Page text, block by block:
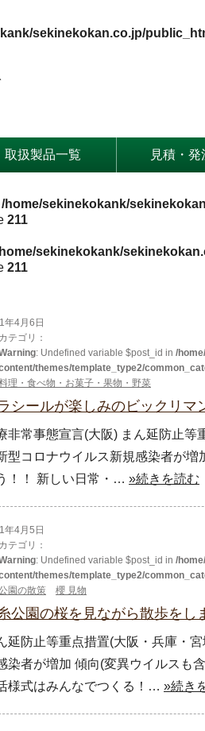
sekinekokan.co.jp/
取扱製品一覧 見積・
/home/sekinekokank/
211
sekinekokank/
211
年4月6日
カテゴリ：
: Undefined variable $post_id in /
themes/template_type2/
理・食べ物・お菓子・果物・野菜
シールが楽しみのビックリマ
非常事態宣言(大阪) まん延防止
型コロナウイルス新規感染者が
！！ 新しい日常・… »続きを読む
年4月5日
カテゴリ：
: Undefined variable $post_id in /
themes/template_type2/
園の散策
櫻 見物
公園の桜を見ながら散歩をし
延防止等重点措置(大阪・兵庫・
染者が増加 傾向(変異ウイルスも
様式はみんなでつくる！… »続き